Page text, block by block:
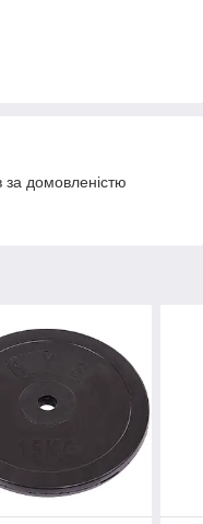
домовленістю